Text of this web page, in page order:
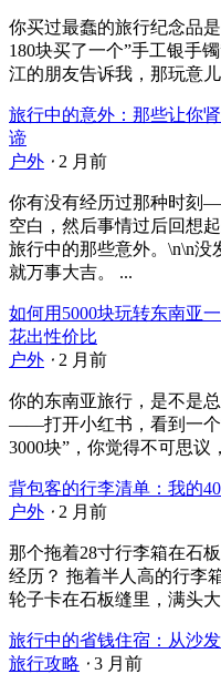
你买过最蠢的旅行纪念品
180块买了一个”手工银手
江的朋友告诉我，那玩意
旅行中的意外：那些让你
谛
户外 ⋅ 2 月前
你有没有经历过那种时刻
空白，然后事情过后回想
旅行中的那些意外。\n\n没
就万事大吉。 ...
如何用5000块玩转东南亚
花出性价比
户外 ⋅ 2 月前
你的东南亚旅行，是不是
——打开小红书，看到一个
3000块”，你觉得不可思议
背包客的行李清单：我的
户外 ⋅ 2 月前
那个拖着28寸行李箱在石
经历？ 拖着半人高的行李
轮子卡在石板缝里，满头
旅行中的省钱住宿：从沙
旅行攻略 ⋅ 3 月前